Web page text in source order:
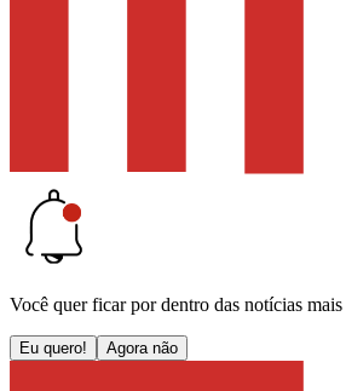
Você quer ficar por dentro das notícias
Eu quero! Agora não